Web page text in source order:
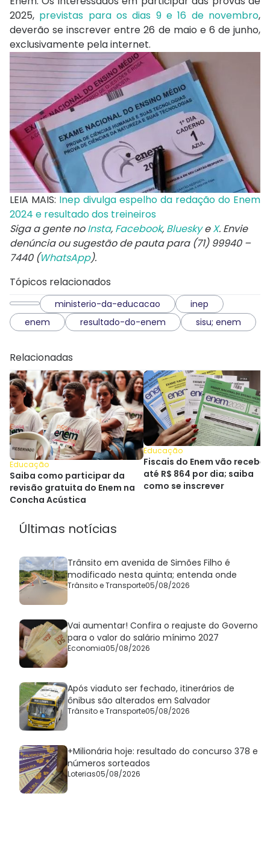
2025, previstas para os dias 9 e 16 de novembro,
deverão se inscrever entre 26 de maio e 6 de junho,
exclusivamente pela internet.
LEIA MAIS: Inep divulga espelho da redação do Enem
2024 e resultado dos treineiros
Siga a gente noInsta, Facebook, BlueskyeX. Envie
denúncia ou sugestão de pauta para (71) 99940 –
7440 (WhatsApp).
Tópicos relacionados
ministerio-da-educacao
inep
enem
resultado-do-enem sisu; enem
Relacionadas
Educação
Saiba como participar da
revisão gratuita do Enem na
Concha Acústica
Educação
Fiscais do Enem vão receber
até R$ 864 por dia; saiba
como se inscrever
Últimas notícias
Trânsito em avenida de Simões Filho é
modificado nesta quinta; entenda onde
Trânsito e Transporte05/08/2026
Vai aumentar! Confira o reajuste do Governo
para o valor do salário mínimo 2027
Economia05/08/2026
Após viaduto ser fechado, itinerários de
ônibus são alterados em Salvador
Trânsito e Transporte05/08/2026
+Milionária hoje: resultado do concurso 378 e
números sorteados
Loterias05/08/2026